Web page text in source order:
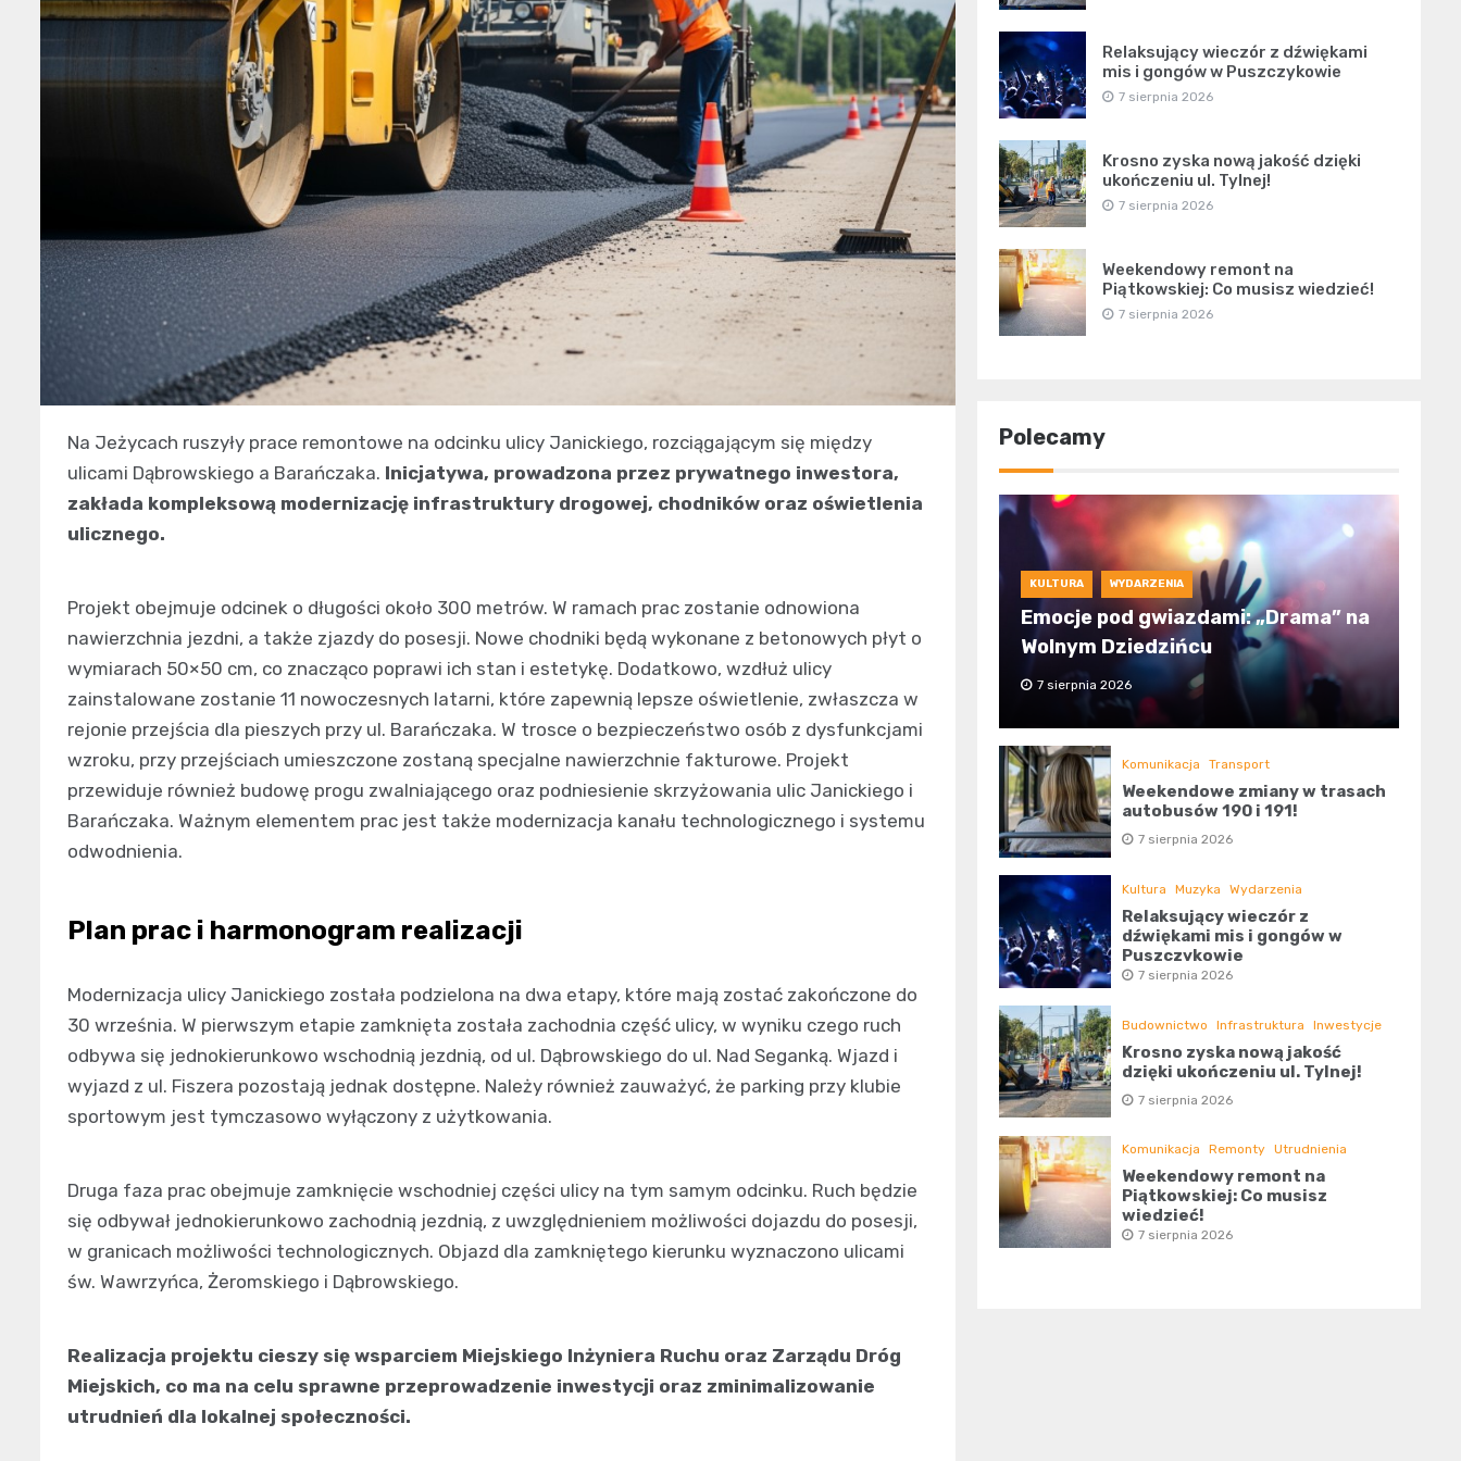
Na Jeżycach ruszyły prace remontowe na odcinku ulicy Janickiego, rozciągającym się między
ulicami Dąbrowskiego a Barańczaka. Inicjatywa, prowadzona przez prywatnego inwestora,
zakłada kompleksową modernizację infrastruktury drogowej, chodników oraz oświetlenia
ulicznego.
Projekt obejmuje odcinek o długości około 300 metrów. W ramach prac zostanie odnowiona
nawierzchnia jezdni, a także zjazdy do posesji. Nowe chodniki będą wykonane z betonowych płyt o
wymiarach 50×50 cm, co znacząco poprawi ich stan i estetykę. Dodatkowo, wzdłuż ulicy
zainstalowane zostanie 11 nowoczesnych latarni, które zapewnią lepsze oświetlenie, zwłaszcza w
rejonie przejścia dla pieszych przy ul. Barańczaka. W trosce o bezpieczeństwo osób z dysfunkcjami
wzroku, przy przejściach umieszczone zostaną specjalne nawierzchnie fakturowe. Projekt
przewiduje również budowę progu zwalniającego oraz podniesienie skrzyżowania ulic Janickiego i
Barańczaka. Ważnym elementem prac jest także modernizacja kanału technologicznego i systemu
odwodnienia.
Plan prac i harmonogram realizacji
Modernizacja ulicy Janickiego została podzielona na dwa etapy, które mają zostać zakończone do
30 września. W pierwszym etapie zamknięta została zachodnia część ulicy, w wyniku czego ruch
odbywa się jednokierunkowo wschodnią jezdnią, od ul. Dąbrowskiego do ul. Nad Seganką. Wjazd i
wyjazd z ul. Fiszera pozostają jednak dostępne. Należy również zauważyć, że parking przy klubie
sportowym jest tymczasowo wyłączony z użytkowania.
Druga faza prac obejmuje zamknięcie wschodniej części ulicy na tym samym odcinku. Ruch będzie
się odbywał jednokierunkowo zachodnią jezdnią, z uwzględnieniem możliwości dojazdu do posesji,
w granicach możliwości technologicznych. Objazd dla zamkniętego kierunku wyznaczono ulicami
św. Wawrzyńca, Żeromskiego i Dąbrowskiego.
Realizacja projektu cieszy się wsparciem Miejskiego Inżyniera Ruchu oraz Zarządu Dróg
Miejskich, co ma na celu sprawne przeprowadzenie inwestycji oraz zminimalizowanie
utrudnień dla lokalnej społeczności.
Relaksujący wieczór z dźwiękami
mis i gongów w Puszczykowie
7 sierpnia 2026
Krosno zyska nową jakość dzięki
ukończeniu ul. Tylnej!
7 sierpnia 2026
Weekendowy remont na
Piątkowskiej: Co musisz wiedzieć!
7 sierpnia 2026
Polecamy
KULTURA WYDARZENIA
Emocje pod gwiazdami: „Drama” na
Wolnym Dziedzińcu
7 sierpnia 2026
Komunikacja Transport
Weekendowe zmiany w trasach
autobusów 190 i 191!
7 sierpnia 2026
Kultura Muzyka Wydarzenia
Relaksujący wieczór z
dźwiękami mis i gongów w
Puszczykowie
7 sierpnia 2026
Budownictwo Infrastruktura Inwestycje
Krosno zyska nową jakość
dzięki ukończeniu ul. Tylnej!
7 sierpnia 2026
Komunikacja Remonty Utrudnienia
Weekendowy remont na
Piątkowskiej: Co musisz
wiedzieć!
7 sierpnia 2026